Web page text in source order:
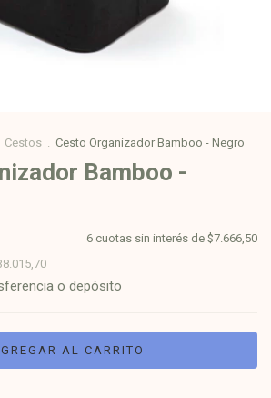
Cestos . Cesto Organizador Bamboo - Negro
Bamboo -
6 cuotas sin interés de $7.666,50
o depósito